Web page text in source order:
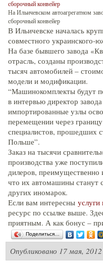
На Ильичевском автоагрегатном
сборочный конвейер
В Ильичевске началась
совместного
На базе бывшего завода
отрасль, созданы
тысяч автомобилей –
модели и модификации.
“Машинокомплекты будут
в интервью директор
импортированные узлы
перемещении через
специалистов, прошедших
Польше”.
Заказ на тысячи
производства уже
дилеров,
что их автомашины станут
других иномарок.
Если вам интересны услуги
ресурс по ссылке выше.
приятным. А как бонус –
Поделиться…
Опубликовано 17 мая,